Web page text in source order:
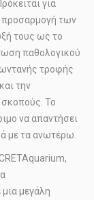
για
προσαρμογή των
τους ως το
παθολογικού
τροφής
την
σκοπούς. Το
να απαντήσει
με τα ανωτέρω.
,
μεγάλη